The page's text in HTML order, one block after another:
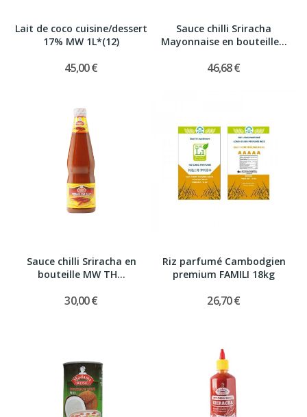
Lait de coco cuisine/dessert
17% MW 1L*(12)
45,00 €
Sauce chilli Sriracha
Mayonnaise en bouteille...
46,68 €
Sauce chilli Sriracha en
bouteille MW TH...
30,00 €
Riz parfumé Cambodgien
premium FAMILI 18kg
26,70 €